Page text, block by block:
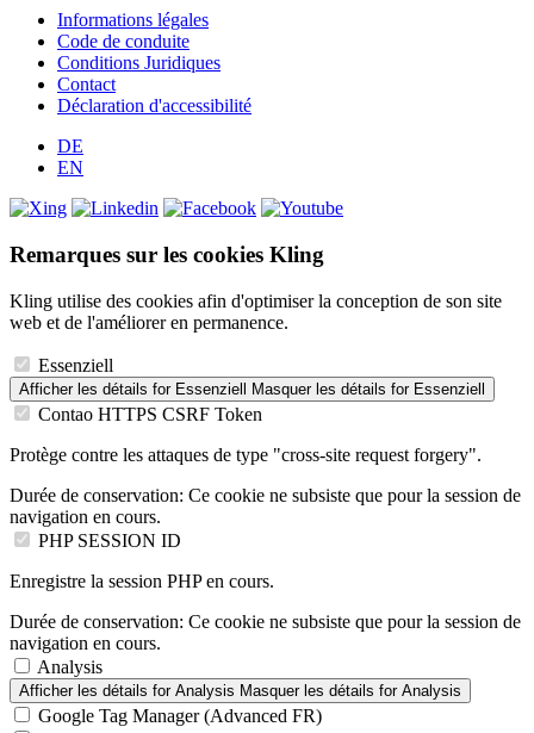
Informations légales
Code de conduite
Conditions Juridiques
Contact
Déclaration d'accessibilité
DE
EN
Remarques sur les cookies Kling
Kling utilise des cookies afin d'optimiser la conception de son site
web et de l'améliorer en permanence.
Essenziell
Afficher les détails for Essenziell Masquer les détails for Essenziell
Contao HTTPS CSRF Token
Protège contre les attaques de type "cross-site request forgery".
Durée de conservation: Ce cookie ne subsiste que pour la session de
navigation en cours.
PHP SESSION ID
Enregistre la session PHP en cours.
Durée de conservation: Ce cookie ne subsiste que pour la session de
navigation en cours.
Analysis
Afficher les détails for Analysis Masquer les détails for Analysis
Google Tag Manager (Advanced FR)